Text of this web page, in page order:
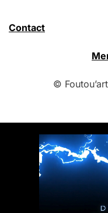
Contact
©